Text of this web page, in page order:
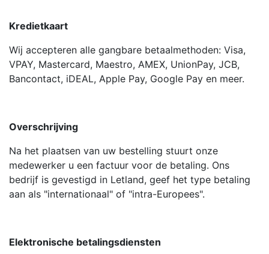
Kredietkaart
Wij accepteren alle gangbare betaalmethoden: Visa,
VPAY, Mastercard, Maestro, AMEX, UnionPay, JCB,
Bancontact, iDEAL, Apple Pay, Google Pay en meer.
Overschrijving
Na het plaatsen van uw bestelling stuurt onze
medewerker u een factuur voor de betaling. Ons
bedrijf is gevestigd in Letland, geef het type betaling
aan als "internationaal" of "intra-Europees".
Elektronische betalingsdiensten